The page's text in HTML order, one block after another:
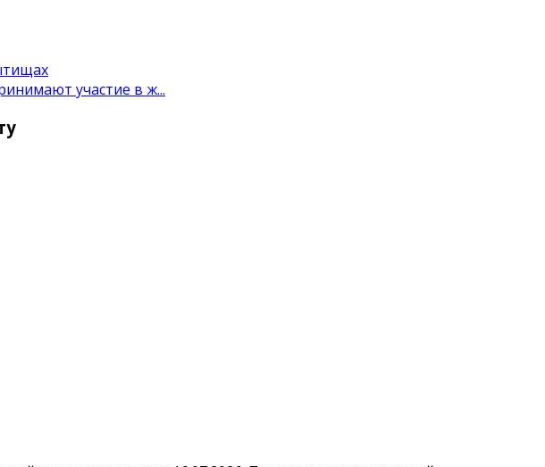
участие в ж...